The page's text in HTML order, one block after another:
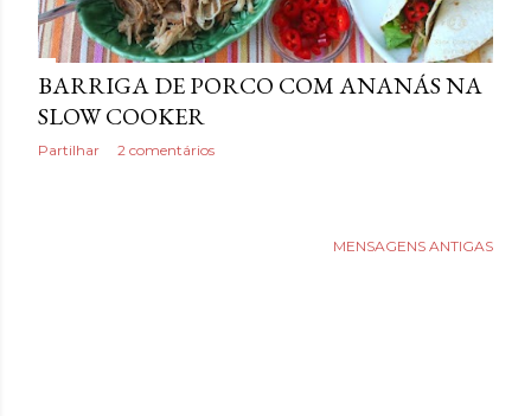
BARRIGA DE PORCO COM ANANÁS NA
SLOW COOKER
Partilhar 2 comentários
MENSAGENS ANTIGAS